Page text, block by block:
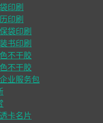
印刷
印刷
袋印刷
书印刷
不干胶
不干胶
业服务包
卡名片